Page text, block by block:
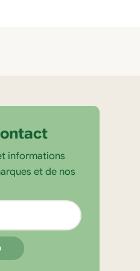
informations
et de nos